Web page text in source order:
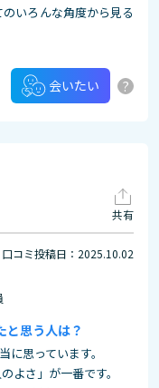
いろんな角度から見る
会いたい ?
共有
口コミ投稿日：2025.10.02
と思う人は？
思っています。
よさ」が一番です。